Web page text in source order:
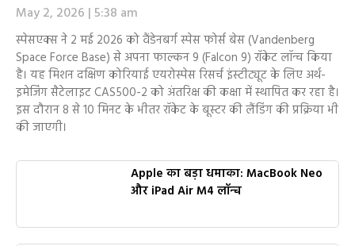
May 2, 2026 5:38 am
स्पेसएक्स ने 2 मई 2026 को वैंडेनबर्ग स्पेस फोर्स बेस (Vandenberg
Space Force Base) से अपना फाल्कन 9 (Falcon 9) रॉकेट लॉन्च किया
है। यह मिशन दक्षिण कोरियाई एयरोस्पेस रिसर्च इंस्टीट्यूट के लिए अर्थ-
इमेजिंग सैटेलाइट CAS500-2 को अंतरिक्ष की कक्षा में स्थापित कर रहा है।
इस दौरान 8 से 10 मिनट के भीतर रॉकेट के बूस्टर की लैंडिंग की प्रक्रिया भी
की जाएगी।
Apple का बड़ा धमाका: MacBook Neo
और iPad Air M4 लॉन्च